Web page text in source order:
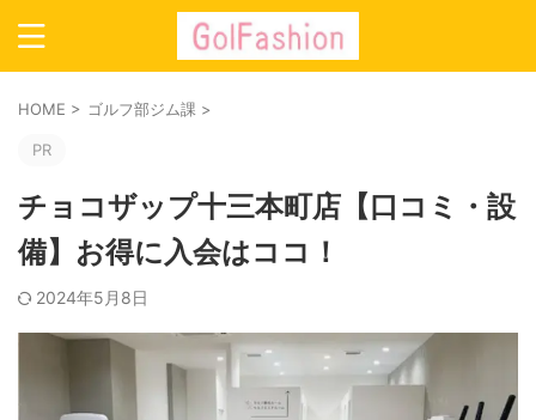
HOME > ゴルフ部ジム課 >
PR
チョコザップ十三本町店【口コミ・設
備】お得に入会はココ！
2024年5月8日